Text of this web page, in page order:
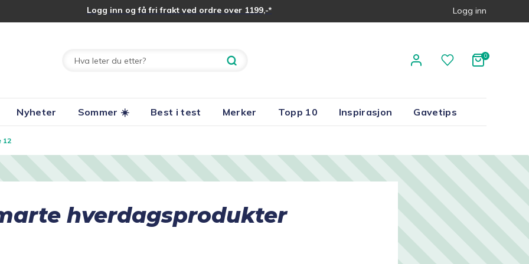
Logg inn og få fri frakt ved ordre over 1199,-*
Logg inn
Nyheter Sommer ☀️ Best i test Merker Topp 10 Inspirasjon Gavetips
12
hverdagsprodukter